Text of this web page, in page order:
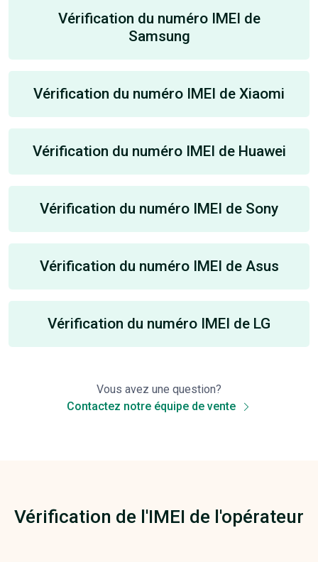
Vérification du numéro IMEI de
Samsung
Vérification du numéro IMEI de Xiaomi
Vérification du numéro IMEI de Huawei
Vérification du numéro IMEI de Sony
Vérification du numéro IMEI de Asus
Vérification du numéro IMEI de LG
Vous avez une question?
Contactez notre équipe de vente
Vérification de l'IMEI de l'opérateur